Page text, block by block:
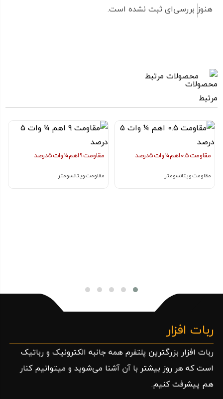
هنوز بررسی‌ای ثبت نشده است.
محصولات مرتبط
مقاومت 0.5 اهم ¼ وات 5 درصد
مقاومت و پتانسومتر
مقاومت 9 اهم ¼ وات 5 درصد
مقاومت و پتانسومتر
ربات افزار
ربات افزار بزرگترین پلتفرم همه جانبه الکترونیک و رباتیک
است که هر روز بیشتر با آن آشنا می‌شوید و میتوانیم کنار
هم پیشرفت کنیم.